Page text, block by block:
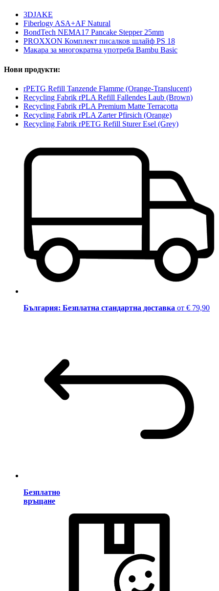
3DJAKE
Fiberlogy ASA+AF Natural
BondTech NEMA17 Pancake Stepper 25mm
PROXXON Комплект писалков шлайф PS 18
Макара за многократна употреба Bambu Basic
Нови продукти:
rPETG Refill Tanzende Flamme (Orange-Translucent)
Recycling Fabrik rPLA Refill Fallendes Laub (Brown)
Recycling Fabrik rPLA Premium Matte Terracotta
Recycling Fabrik rPLA Zarter Pfirsich (Orange)
Recycling Fabrik rPETG Refill Sturer Esel (Grey)
България: Безплатна стандартна доставка от € 79,90
Безплатно
връщане